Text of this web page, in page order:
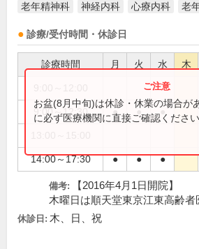
老年精神科 神経内科 心療内科 老
診療/受付時間・休診日
診療時間 月 火 水 木
9:00～12:30 ● ● ●
14:00～17:30 ● ● ●
お盆(8月中旬)は休診・休業の場合が
に必ず医療機関に直接ご確認ください
備考:
【2016年4月1日開院】
木曜日は順天堂東京江東高齢者
休診日: 木、日、祝